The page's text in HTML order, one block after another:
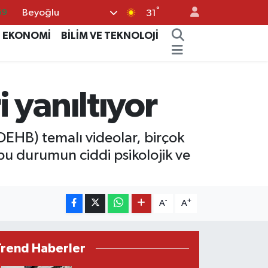
Beyoğlu 31 °
EKONOMİ
BİLİM VE TEKNOLOJİ
temalı videolar, birçok
durumun ciddi psikolojik ve
A- A+
Haberler